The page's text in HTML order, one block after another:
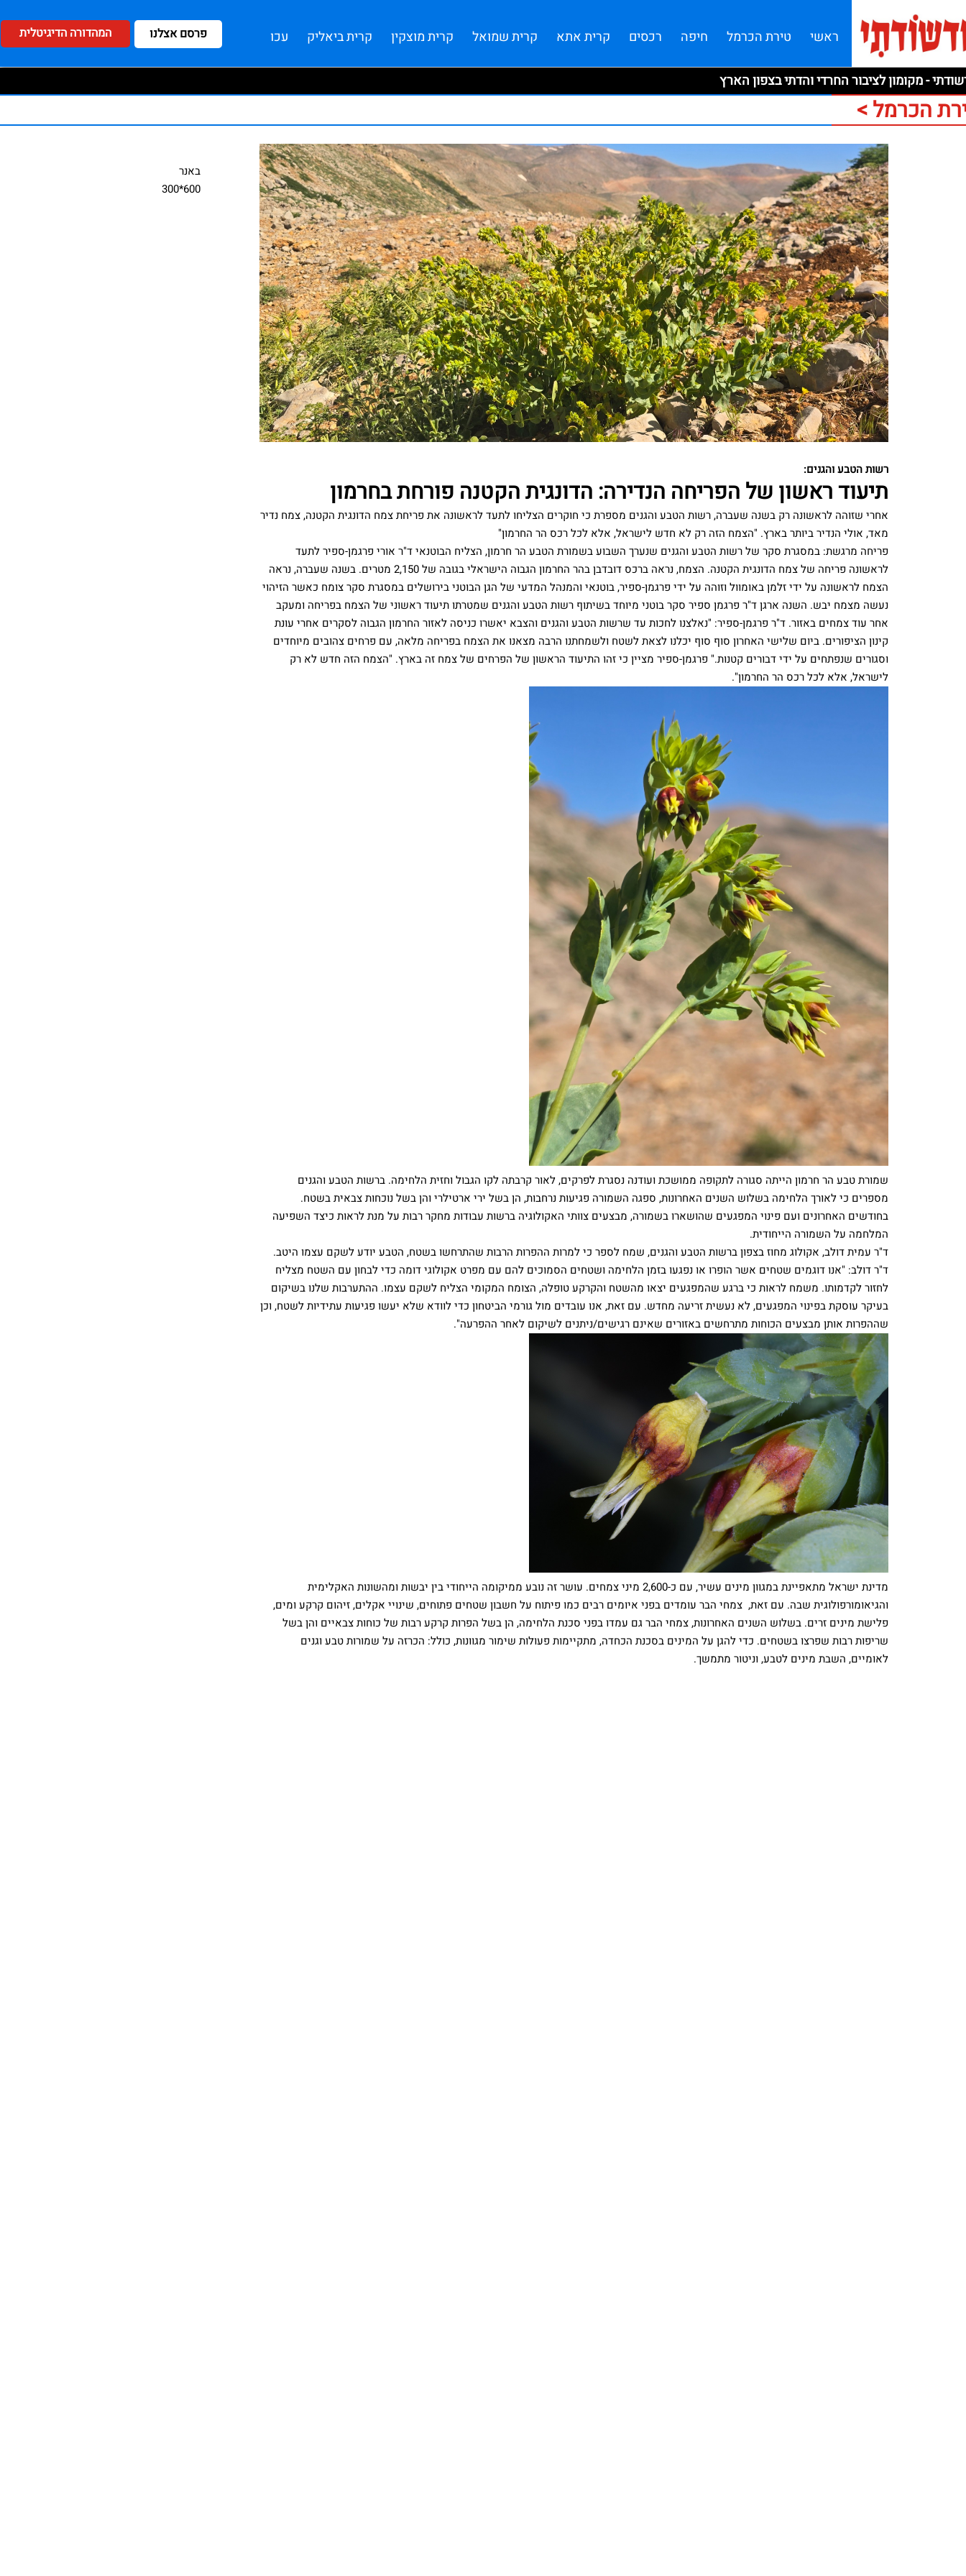
הכרמל >
רשות הטבע והגנים:
תיעוד ראשון של הפריחה הנדירה: הדונגית הקטנה פורחת בחרמון
אחרי שזוהה לראשונה רק בשנה שעברה, רשות הטבע והגנים מספרת כי חוקרים הצליחו לתעד לראשונה את פריחת צמח הדונגית הקטנה, צמח נדיר
מאד, אולי הנדיר ביותר בארץ. "הצמח הזה רק לא חדש לישראל, אלא לכל רכס הר החרמון"
פריחה מרגשת: במסגרת סקר של רשות הטבע והגנים שנערך השבוע בשמורת הטבע הר חרמון, הצליח הבוטנאי ד"ר אורי פרגמן-ספיר לתעד
לראשונה פריחה של צמח הדונגית הקטנה. הצמח, נראה ברכס דובדבן בהר החרמון הגבוה הישראלי בגובה של 2,150 מטרים. בשנה שעברה, נראה
הצמח לראשונה על ידי זלמן באומוול וזוהה על ידי פרגמן-ספיר, בוטנאי והמנהל המדעי של הגן הבוטני בירושלים במסגרת סקר צומח כאשר הזיהוי
נעשה מצמח יבש. השנה ארגן ד"ר פרגמן ספיר סקר בוטני מיוחד בשיתוף רשות הטבע והגנים שמטרתו תיעוד ראשוני של הצמח בפריחה ומעקב
אחר עוד צמחים באזור. ד"ר פרגמן-ספיר: "נאלצנו לחכות עד שרשות הטבע והגנים והצבא יאשרו כניסה לאזור החרמון הגבוה לסקרים אחרי עונת
קינון הציפורים. ביום שלישי האחרון סוף סוף יכלנו לצאת לשטח ולשמחתנו הרבה מצאנו את הצמח בפריחה מלאה, עם פרחים צהובים מיוחדים
וסגורים שנפתחים על ידי דבורים קטנות." פרגמן-ספיר מציין כי זהו התיעוד הראשון של הפרחים של צמח זה בארץ. "הצמח הזה חדש לא רק
לישראל, אלא לכל רכס הר החרמון".
שמורת טבע הר חרמון הייתה סגורה לתקופה ממושכת ועודנה נסגרת לפרקים, לאור קרבתה לקו הגבול וחזית הלחימה. ברשות הטבע והגנים
מספרים כי לאורך הלחימה בשלוש השנים האחרונות, ספגה השמורה פגיעות נרחבות, הן בשל ירי ארטילרי והן בשל נוכחות צבאית בשטח.
בחודשים האחרונים ועם פינוי המפגעים שהושארו בשמורה, מבצעים צוותי האקולוגיה ברשות עבודות מחקר רבות על מנת לראות כיצד השפיעה
המלחמה על השמורה הייחודית.
ד"ר עמית דולב, אקולוג מחוז בצפון ברשות הטבע והגנים, שמח לספר כי למרות ההפרות הרבות שהתרחשו בשטח, הטבע יודע לשקם עצמו היטב.
ד"ר דולב: "אנו דוגמים שטחים אשר הופרו או נפגעו בזמן הלחימה ושטחים הסמוכים להם עם מפרט אקולוגי דומה כדי לבחון עם השטח מצליח
לחזור לקדמותו. משמח לראות כי ברגע שהמפגעים יצאו מהשטח והקרקע טופלה, הצומח המקומי הצליח לשקם עצמו. ההתערבות שלנו בשיקום
בעיקר עוסקת בפינוי המפגעים, לא נעשית זריעה מחדש. עם זאת, אנו עובדים מול גורמי הביטחון כדי לוודא שלא יעשו פגיעות עתידיות לשטח, וכן
שההפרות אותן מבצעים הכוחות מתרחשים באזורים שאינם רגישים/ניתנים לשיקום לאחר ההפרעה".
מדינת ישראל מתאפיינת במגוון מינים עשיר, עם כ-2,600 מיני צמחים. עושר זה נובע ממיקומה הייחודי בין יבשות ומהשונות האקלימית
והגיאומורפולוגית שבה. עם זאת, צמחי הבר עומדים בפני איומים רבים כמו פיתוח על חשבון שטחים פתוחים, שינויי אקלים, זיהום קרקע ומים,
פלישת מינים זרים. בשלוש השנים האחרונות, צמחי הבר גם עמדו בפני סכנת הלחימה, הן בשל הפרות קרקע רבות של כוחות צבאיים והן בשל
שריפות רבות שפרצו בשטחים. כדי להגן על המינים בסכנת הכחדה, מתקיימות פעולות שימור מגוונות, כולל: הכרזה על שמורות טבע וגנים
לאומיים, השבת מינים לטבע, וניטור מתמשך.
באנר
600*300
- מקומון לציבור החרדי והדתי בצפון הארץ
ראשי טירת הכרמל חיפה רכסים קרית אתא קרית שמואל קרית מוצקין קרית ביאליק עכו פרסם אצלנו המהדורה הדיגיטלית